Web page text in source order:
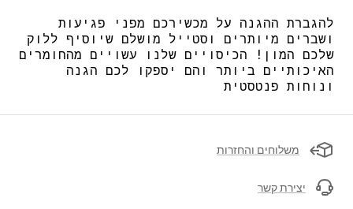
להגברת ההגנה על מכשירכם מפני פגיעות
ושברים מיותרים וסטייל מושלם שיוסיף ללוק
שלכם המון! הכיסויים שלנו עשויים מהחומרים
האיכותיים ביותר והם יספקו לכם הגנה
ונוחות פנטסטית
משלוחים והחזרות
יצירת קשר